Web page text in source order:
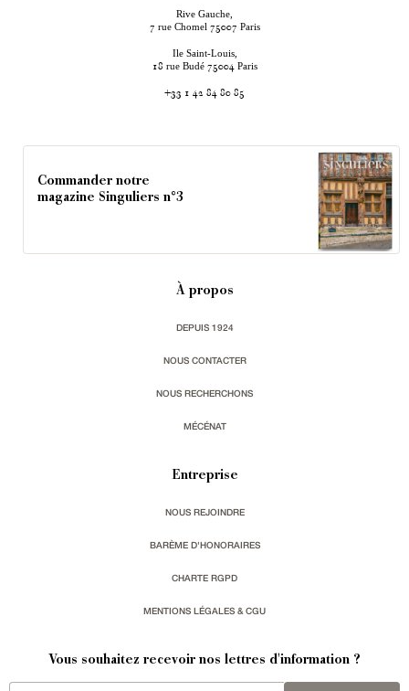
Rive Gauche,
7 rue Chomel 75007 Paris
Ile Saint-Louis,
18 rue Budé 75004 Paris
+33 1 42 84 80 85
Commander notre
magazine Singuliers n°3
À propos
DEPUIS 1924
NOUS CONTACTER
NOUS RECHERCHONS
MÉCÉNAT
Entreprise
NOUS REJOINDRE
BARÈME D'HONORAIRES
CHARTE RGPD
MENTIONS LÉGALES & CGU
Vous souhaitez recevoir nos lettres d'information ?